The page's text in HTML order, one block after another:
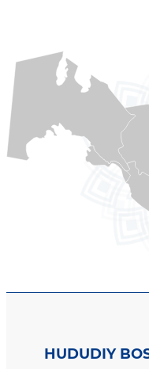
HUDUDIY